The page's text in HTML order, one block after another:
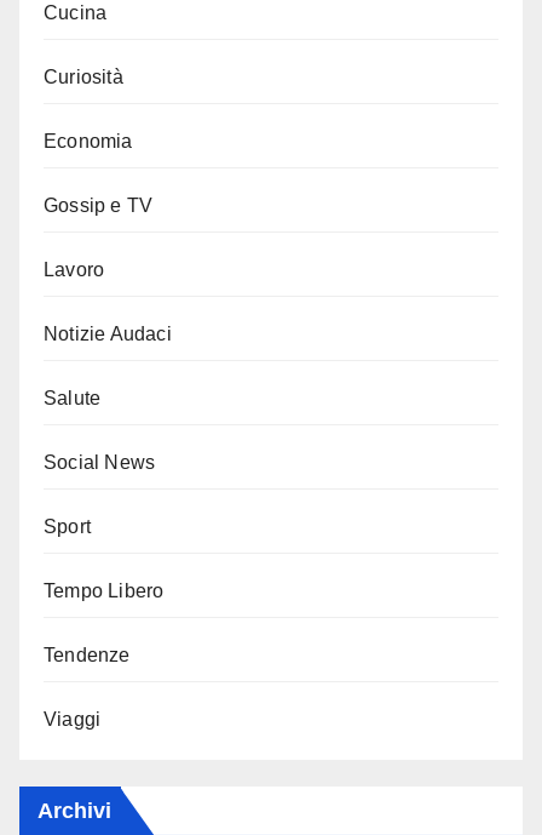
Cucina
Curiosità
Economia
Gossip e TV
Lavoro
Notizie Audaci
Salute
Social News
Sport
Tempo Libero
Tendenze
Viaggi
Archivi